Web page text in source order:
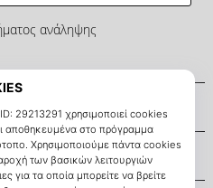
ανάληψης